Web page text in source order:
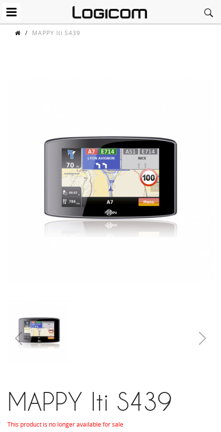
/ MAPPY Iti S439
MAPPY Iti S439
This product is no longer available for sale